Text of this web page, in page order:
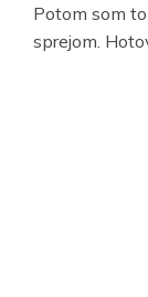
Potom som
sprejom.